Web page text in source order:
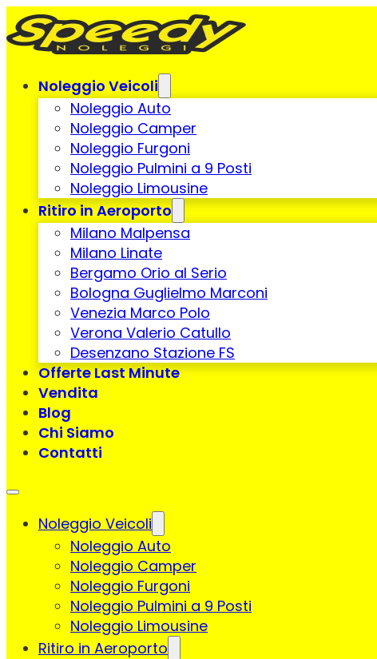
Noleggio Veicoli
Noleggio Auto
Noleggio Camper
Noleggio Furgoni
Noleggio Pulmini a 9 Posti
Noleggio Limousine
Ritiro in Aeroporto
Milano Malpensa
Milano Linate
Bergamo Orio al Serio
Bologna Guglielmo Marconi
Venezia Marco Polo
Verona Valerio Catullo
Desenzano Stazione FS
Offerte Last Minute
Vendita
Blog
Chi Siamo
Contatti
Noleggio Veicoli
Noleggio Auto
Noleggio Camper
Noleggio Furgoni
Noleggio Pulmini a 9 Posti
Noleggio Limousine
Ritiro in Aeroporto